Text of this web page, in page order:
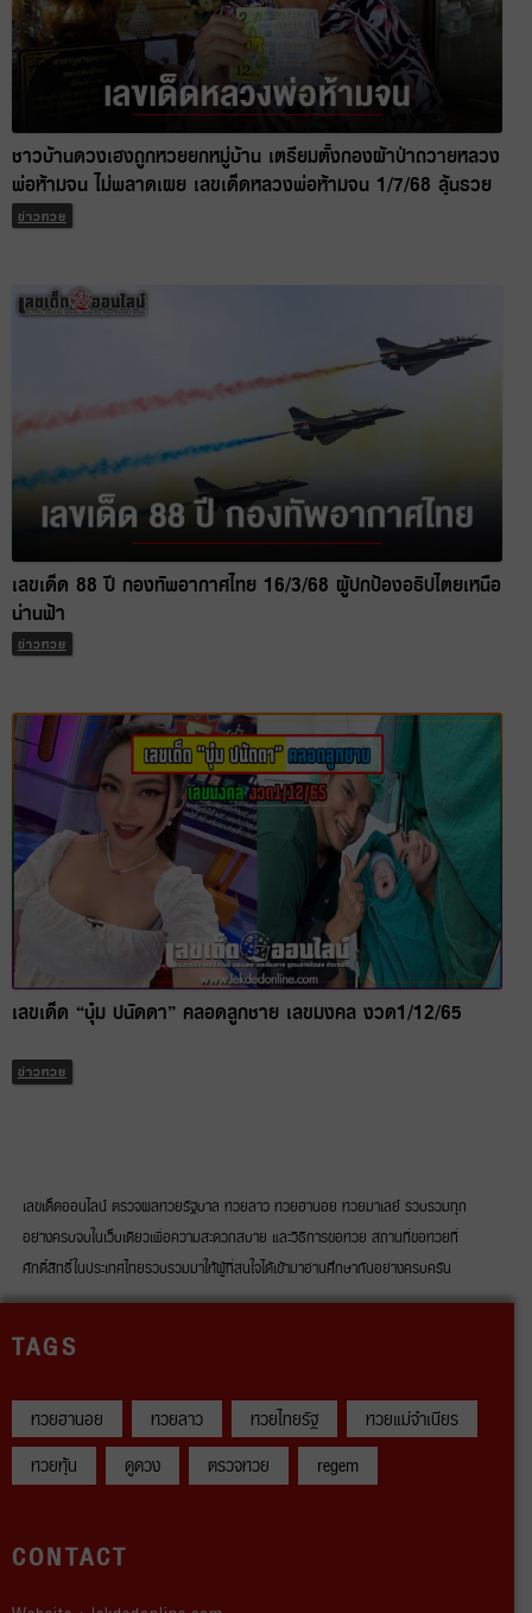
ชาวบ้านดวงเฮงถูกหวยยกหมู่บ้าน เตรียมตั้งกองผ้าป่าถวายหลวง
พ่อห้ามจน ไม่พลาดเผย เลขเด็ดหลวงพ่อห้ามจน 1/7/68 ลุ้นรวย
งวดนี้
ข่าวหวย
เลขเด็ด 88 ปี กองทัพอากาศไทย 16/3/68 ผู้ปกป้องอธิปไตยเหนือ
น่านฟ้า
ข่าวหวย
เลขเด็ด “บุ๋ม ปนัดดา” คลอดลูกชาย เลขมงคล งวด1/12/65
ข่าวหวย
เลขเด็ดออนไลน์ ตรวจผลหวยรัฐบาล หวยลาว หวยฮานอย หวยมาเลย์ รวบรวมทุก
อย่างครบจบในเว็บเดียวเพื่อความสะดวกสบาย และวิธีการขอหวย สถานที่ขอหวยที่
ศักดิ์สิทธิ์ในประเทศไทยรวบรวมมาให้ผู้ที่สนใจได้เข้ามาอ่านศึกษากันอย่างครบครัน
TAGS
หวยฮานอย หวยลาว หวยไทยรัฐ
หวยแม่จำเนียร
หวยหุ้น
ดูดวง ตรวจหวย regem
CONTACT